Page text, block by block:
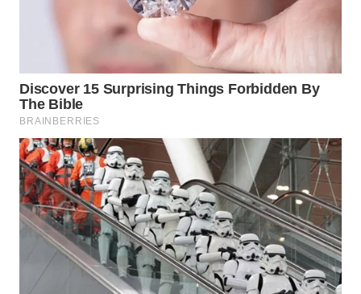
LANGKAT
TAPANULI
SELATAN
WN
TANJUNG
LESUNG
WN
KARO